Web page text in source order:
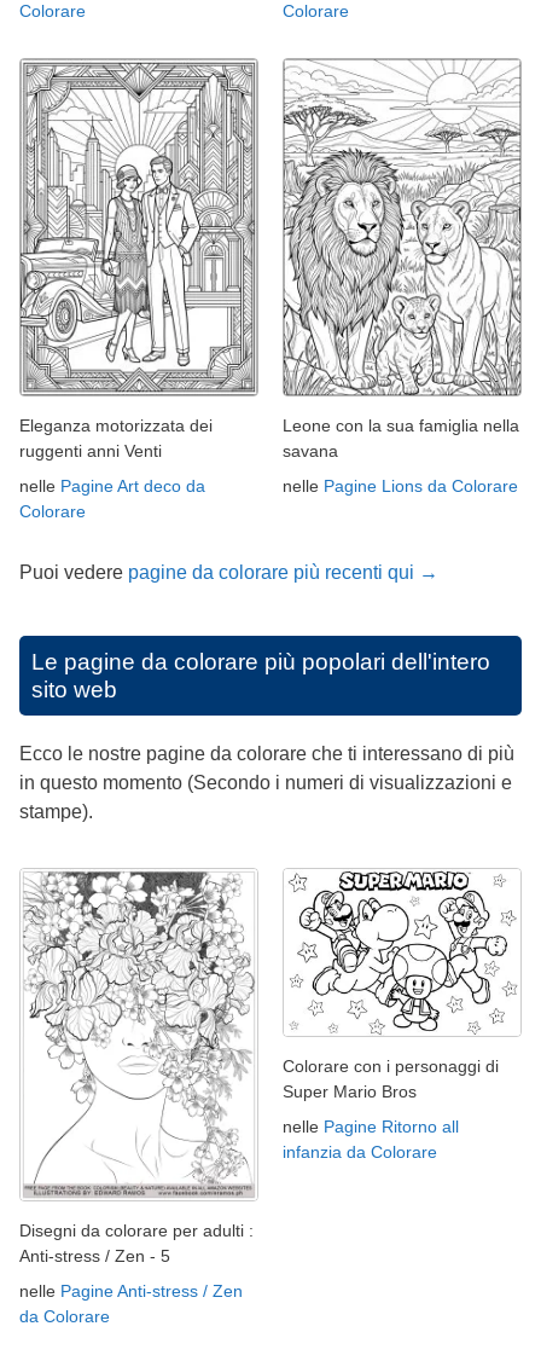
Colorare
Colorare
Eleganza motorizzata dei
ruggenti anni Venti
nelle Pagine Art deco da
Colorare
Leone con la sua famiglia nella
savana
nelle Pagine Lions da Colorare
Puoi vedere pagine da colorare più recenti qui →
Le pagine da colorare più popolari dell'intero
sito web
Ecco le nostre pagine da colorare che ti interessano di più
in questo momento (Secondo i numeri di visualizzazioni e
stampe).
Disegni da colorare per adulti :
Anti-stress / Zen - 5
nelle Pagine Anti-stress / Zen
da Colorare
Colorare con i personaggi di
Super Mario Bros
nelle Pagine Ritorno all
infanzia da Colorare